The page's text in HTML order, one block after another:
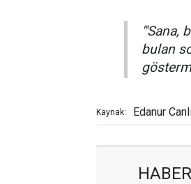
"'Sana,
bulan
Kaynak: Edanur